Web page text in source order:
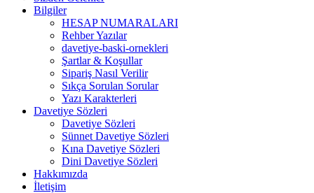
Bilgiler
HESAP NUMARALARI
Rehber Yazılar
davetiye-baski-ornekleri
Şartlar & Koşullar
Sipariş Nasıl Verilir
Sıkça Sorulan Sorular
Yazı Karakterleri
Davetiye Sözleri
Davetiye Sözleri
Sünnet Davetiye Sözleri
Kına Davetiye Sözleri
Dini Davetiye Sözleri
Hakkımızda
İletişim